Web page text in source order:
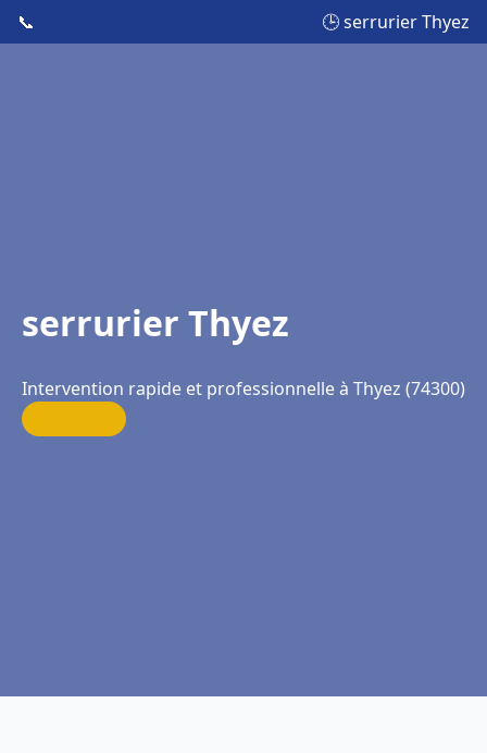
📞 🕒 serrurier Thyez
serrurier Thyez
Intervention rapide et professionnelle à Thyez (74300)